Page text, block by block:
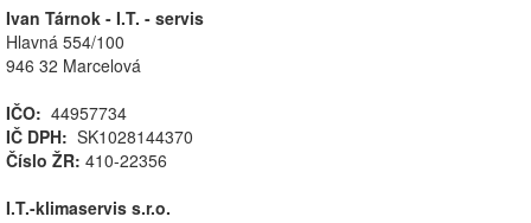
Ivan Tárnok - I.T. - servis
Hlavná 554/100
946 32 Marcelová
IČO: 44957734
IČ DPH: SK1028144370
Číslo ŽR: 410-22356
I.T.-klimaservis s.r.o.